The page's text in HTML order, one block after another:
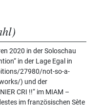
2020 in der Soloschau
in der Lage Egal in
27980/not-so-a-
) und der
CRI !!“ im MIAM –
im französischen Sète